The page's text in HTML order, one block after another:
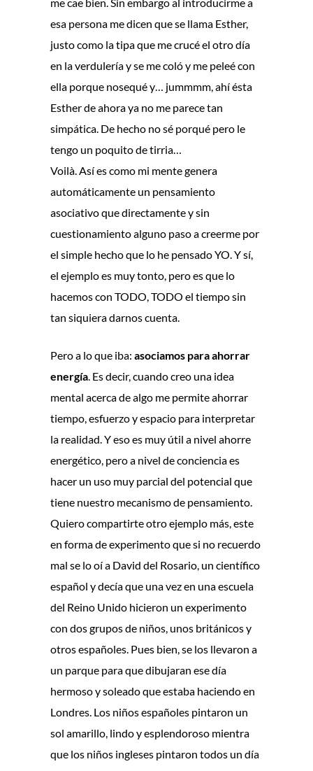
esa persona me dicen que se llama Esther,
justo como la tipa que me crucé el otro día
en la verdulería y se me coló y me peleé con
ella porque nosequé y… jummmm, ahí ésta
Esther de ahora ya no me parece tan
simpática. De hecho no sé porqué pero le
tengo un poquito de tirria…
Voilà. Así es como mi mente genera
automáticamente un pensamiento
asociativo que directamente y sin
cuestionamiento alguno paso a creerme por
el simple hecho que lo he pensado YO. Y sí,
el ejemplo es muy tonto, pero es que lo
hacemos con TODO, TODO el tiempo sin
tan siquiera darnos cuenta.
Pero a lo que iba: asociamos para ahorrar
energía. Es decir, cuando creo una idea
mental acerca de algo me permite ahorrar
tiempo, esfuerzo y espacio para interpretar
la realidad. Y eso es muy útil a nivel ahorre
energético, pero a nivel de conciencia es
hacer un uso muy parcial del potencial que
tiene nuestro mecanismo de pensamiento.
Quiero compartirte otro ejemplo más, este
en forma de experimento que si no recuerdo
mal se lo oí a David del Rosario, un científico
español y decía que una vez en una escuela
del Reino Unido hicieron un experimento
con dos grupos de niños, unos británicos y
otros españoles. Pues bien, se los llevaron a
un parque para que dibujaran ese día
hermoso y soleado que estaba haciendo en
Londres. Los niños españoles pintaron un
sol amarillo, lindo y esplendoroso mientra
que los niños ingleses pintaron todos un día